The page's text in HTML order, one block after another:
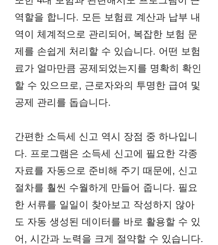
역할을 합니다. 모든 보험료 계산과 납부 내
역이 체계적으로 관리되어, 복잡한 보험 문
제를 손쉽게 처리할 수 있습니다. 어떤 보험
료가 얼마만큼 공제되었는지를 명확히 확인
할 수 있으므로, 근로자와의 투명한 급여 및
공제 관리를 돕습니다.
간편한 소득세 신고 역시 장점 중 하나입니
다. 프로그램은 소득세 신고에 필요한 각종
자료를 자동으로 준비해 주기 때문에, 신고
절차를 훨씬 수월하게 만들어 줍니다. 필요
한 서류를 일일이 찾아보고 작성하지 않아
도 자동 생성된 데이터를 바로 활용할 수 있
어, 시간과 노력을 크게 절약할 수 있습니다.